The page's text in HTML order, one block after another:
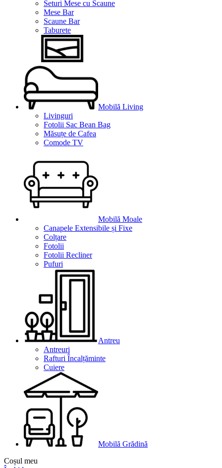
Seturi Mese cu Scaune
Mese Bar
Scaune Bar
Taburete
Mobilă Living
Livinguri
Fotolii Sac Bean Bag
Măsuțe de Cafea
Comode TV
Mobilă Moale
Canapele Extensibile și Fixe
Colțare
Fotolii
Fotolii Recliner
Pufuri
Antreu
Antreuri
Rafturi Încalțăminte
Cuiere
Mobilă Grădină
Coșul meu